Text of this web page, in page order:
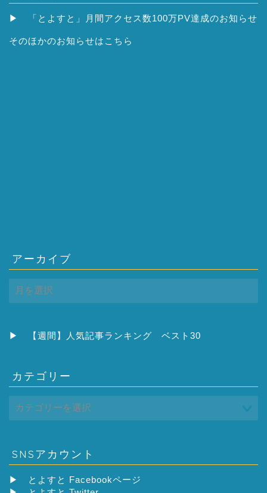
▶ 「とよすと」月間アクセス数100万PV達成のお知らせ
そのほかのお知らせはこちら
アーカイブ
ー
ブ
▶ 【週間】人気記事ランキング ベスト30
カテゴリー
SNSアカウント
▶
とよすと Facebookページ